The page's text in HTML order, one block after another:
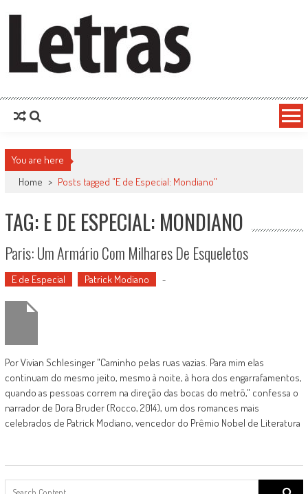
You are here
Home > Posts tagged "E de Especial: Mondiano"
TAG: E DE ESPECIAL: MONDIANO
Paris: Um Armário Com Milhares De Esqueletos
E de Especial Patrick Modiano -
Por Vivian Schlesinger "Caminho pelas ruas vazias. Para mim elas
continuam do mesmo jeito, mesmo à noite, à hora dos engarrafamentos,
quando as pessoas correm na direção das bocas do metrô," confessa o
narrador de Dora Bruder (Rocco, 2014), um dos romances mais
celebrados de Patrick Modiano, vencedor do Prêmio Nobel de Literatura
Search